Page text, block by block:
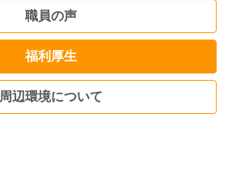
職員の声
福利厚生
周辺環境について